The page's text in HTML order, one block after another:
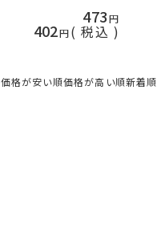
473
402 税込
価格が安い順価格が高い順新着順